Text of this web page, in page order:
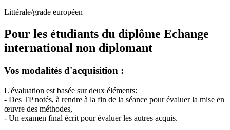
Littérale/grade européen
Pour les étudiants du diplôme Echange
international non diplomant
Vos modalités d'acquisition :
L'évaluation est basée sur deux éléments:
- Des TP notés, à rendre à la fin de la séance pour évaluer la mise en
œuvre des méthodes,
- Un examen final écrit pour évaluer les autres acquis.